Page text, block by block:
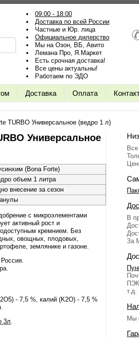
09:00 - 18:00
Доставка по всей России
Частные и Юр. лица
Официальное дилерство
Мы на Озон, ВБ, Авито
Лемана Про, Я.Маркет
Есть срочная доставка!
Все цены актуальны!
Работаем по ЭДО
Доставка Оплата
TURBO Универсальное (ведро 1 л)
Универсальное
(Bona Forte)
объем 1 литра
внесение за сезон
с микроэлементами
активный рост и
кремнием. Без
овощных, плодовых,
землянике и газоне.
- 7,5 %, калий (K2O) - 7,5 %
3л.
В
За
т.д.
Мы